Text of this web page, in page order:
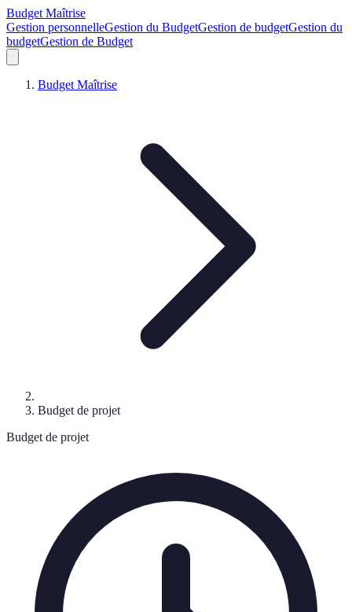
Budget Maîtrise
Gestion personnelleGestion du BudgetGestion de budgetGestion du
budgetGestion de Budget
Budget Maîtrise
Budget de projet
Budget de projet